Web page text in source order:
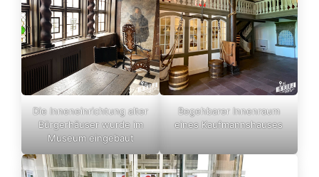
Die Inneneinrichtung alter
Bürgerhäuser wurde im
Museum eingebaut
Begehbarer Innenraum
eines Kaufmannshauses